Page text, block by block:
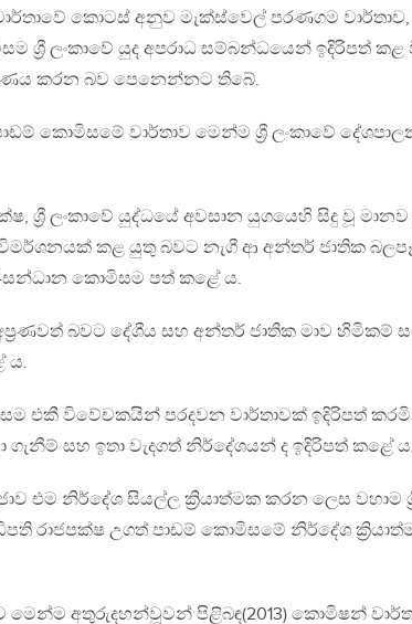
කොටස් අනුව මැක්ස්වෙල් පරණගම
ශ්‍රී ලංකාවේ යුද අපරාධ සම්බන්ධයෙන් ඉදිරිපත්
කරන බව පෙනෙන්නට තිබේ.
කොමිසමේ වාර්තාව මෙන්ම ශ්‍රී ලංකාවේ
ශ්‍රී ලංකාවේ යුද්ධයේ අවසාන යුගයෙහි සිදු වූ
කළ යුතු බවට නැගී ආ අන්තර් ජාතික
සන්ධාන කොමිසම පත් කළේ ය.
බවට දේශීය සහ අන්තර් ජාතික මාව හිමිකම්
ය.
එකී විවේචකයින් පරදවන වාර්තාවක් ඉදිරිපත්
සහ ඉතා වැදගත් නිර්දේශයන් ද ඉදිරිපත් කළේ
එම නිර්දේශ සියල්ල ක්‍රියාත්මක කරන ලෙස වහාම
රාජපක්ෂ උගත් පාඩම් කොමිසමේ නිර්දේශ
මෙන්ම අතුරුදහන්වූවන් පිළිබඳ(2013) කොමිෂන්